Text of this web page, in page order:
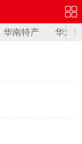
华南特产 华北